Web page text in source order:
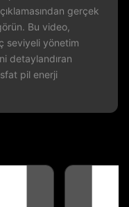
gerçek
Bu video,
seviyeli yönetim
detaylandıran
pil enerji